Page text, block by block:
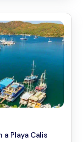
Playa Calis